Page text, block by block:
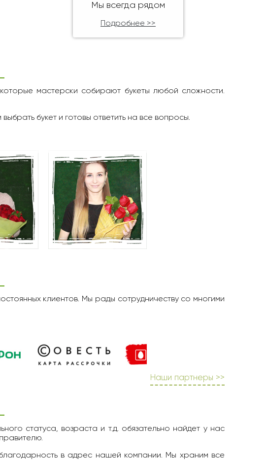
Мы всегда рядом
Подробнее >>
мастерски собирают букеты любой сложности.
букет и готовы ответить на все вопросы.
клиентов. Мы рады сотрудничеству со многими
Наши партнеры >>
статуса, возраста и т.д. обязательно найдет у нас
в адрес нашей компании. Мы храним все